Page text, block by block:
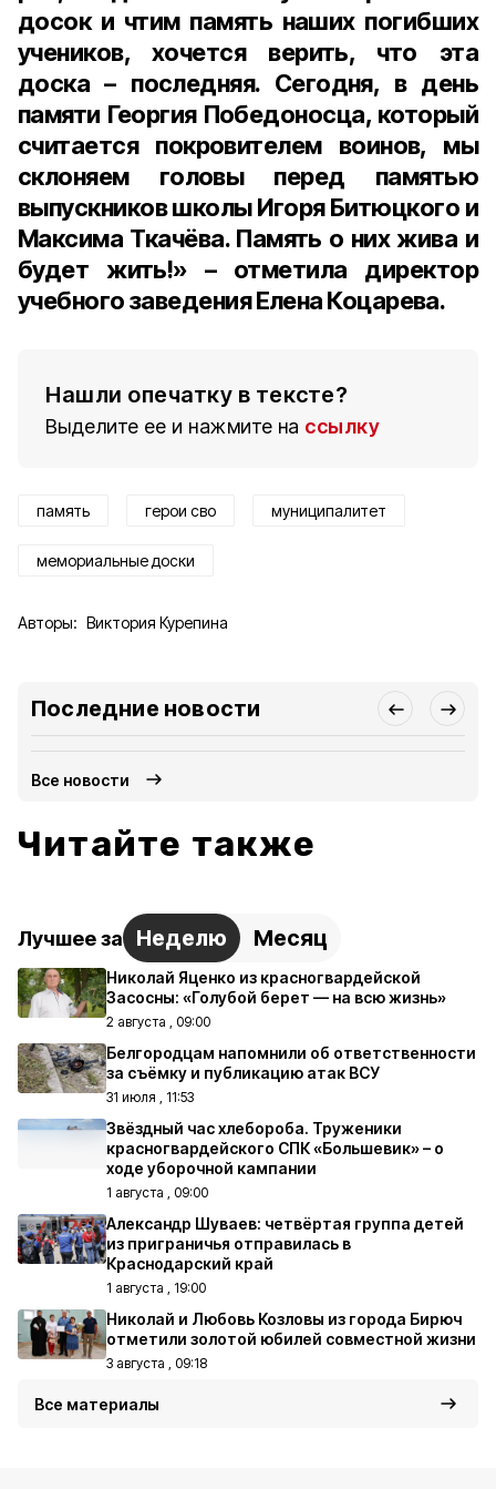
досок и чтим память наших погибших
учеников, хочется верить, что эта
доска – последняя. Сегодня, в день
памяти Георгия Победоносца, который
считается покровителем воинов, мы
склоняем головы перед памятью
выпускников школы Игоря Битюцкого и
Максима Ткачёва. Память о них жива и
будет жить!» – отметила директор
учебного заведения Елена Коцарева.
Нашли опечатку в тексте?
Выделите ее и нажмите на ссылку
память герои сво муниципалитет
мемориальные доски
Авторы: Виктория Курепина
Последние новости
Все новости
Читайте также
Лучшее за Неделю Месяц
Николай Яценко из красногвардейской
Засосны: «Голубой берет — на всю жизнь»
2 августа , 09:00
Белгородцам напомнили об ответственности
за съёмку и публикацию атак ВСУ
31 июля , 11:53
Звёздный час хлебороба. Труженики
красногвардейского СПК «Большевик» – о
ходе уборочной кампании
1 августа , 09:00
Александр Шуваев: четвёртая группа детей
из приграничья отправилась в
Краснодарский край
1 августа , 19:00
Николай и Любовь Козловы из города Бирюч
отметили золотой юбилей совместной жизни
3 августа , 09:18
Все материалы